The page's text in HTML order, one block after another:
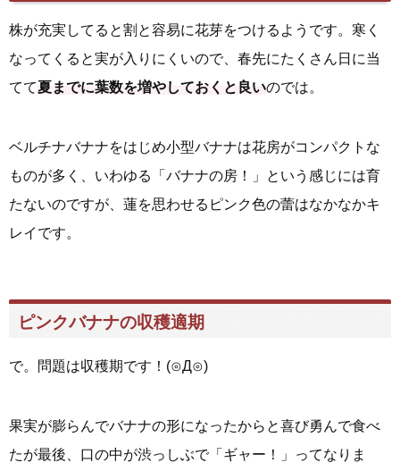
株が充実してると割と容易に花芽をつけるようです。寒く
なってくると実が入りにくいので、春先にたくさん日に当
てて夏までに葉数を増やしておくと良いのでは。
ベルチナバナナをはじめ小型バナナは花房がコンパクトな
ものが多く、いわゆる「バナナの房！」という感じには育
たないのですが、蓮を思わせるピンク色の蕾はなかなかキ
レイです。
ピンクバナナの収穫適期
で。問題は収穫期です！(⊙Д⊙)
果実が膨らんでバナナの形になったからと喜び勇んで食べ
たが最後、口の中が渋っしぶで「ギャー！」ってなりま